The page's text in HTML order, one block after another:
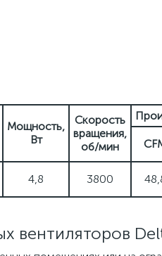
Мощность,
Вт
Скорость
вращения,
об/мин
4,8 3800
вентиляторов